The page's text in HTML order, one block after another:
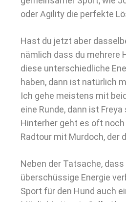
oder Agility die perfekte
Hast du jetzt aber
nämlich dass du mehrere
diese unterschiedliche
haben, dann ist natürlich
Ich gehe meistens mit
eine Runde, dann ist
Hinterher geht es oft noch
Radtour mit Murdoch, der
Neben der Tatsache, dass
überschüssige Energie
Sport für den Hund auch